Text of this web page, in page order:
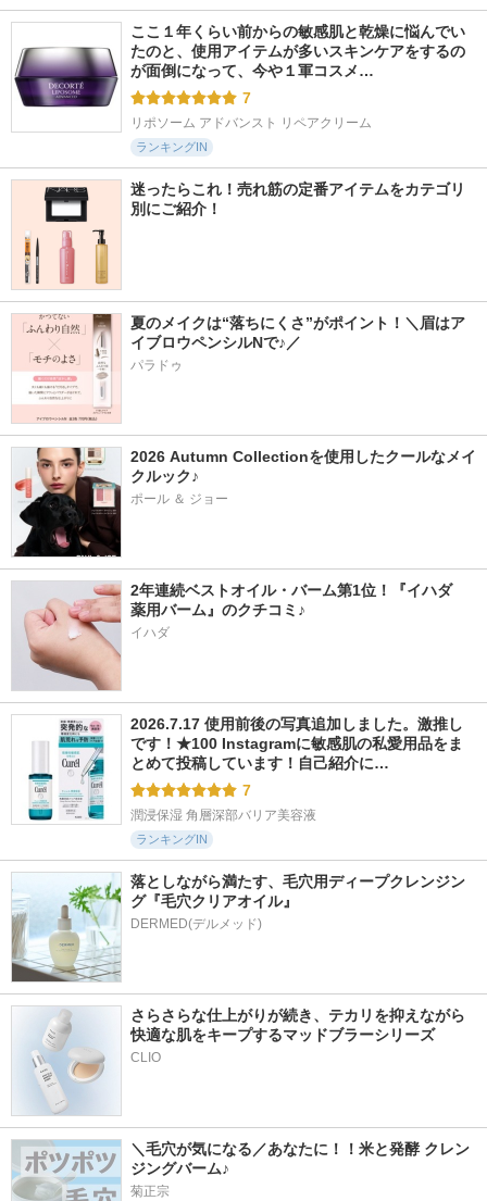
ここ１年くらい前からの敏感肌と乾燥に悩んでい
たのと、使用アイテムが多いスキンケアをするの
が面倒になって、今や１軍コスメ…
7
リポソーム アドバンスト リペアクリーム
ランキングIN
迷ったらこれ！売れ筋の定番アイテムをカテゴリ
別にご紹介！
夏のメイクは“落ちにくさ”がポイント！＼眉はア
イブロウペンシルNで♪／
パラドゥ
2026 Autumn Collectionを使用したクールなメイ
クルック♪
ポール ＆ ジョー
2年連続ベストオイル・バーム第1位！『イハダ
薬用バーム』のクチコミ♪
イハダ
2026.7.17 使用前後の写真追加しました。激推し
です！★100 Instagramに敏感肌の私愛用品をま
とめて投稿しています！自己紹介に…
7
潤浸保湿 角層深部バリア美容液
ランキングIN
落としながら満たす、毛穴用ディープクレンジン
グ『毛穴クリアオイル』
さらさらな仕上がりが続き、テカリを抑えながら
快適な肌をキープするマッドブラーシリーズ
＼毛穴が気になる／あなたに！！米と発酵 クレン
ジングバーム♪
菊正宗